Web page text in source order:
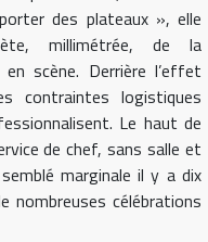
des plateaux », elle
millimétrée, de la
scène. Derrière l’effet
contraintes logistiques
Le haut de
de chef, sans salle et
marginale il y a dix
célébrations